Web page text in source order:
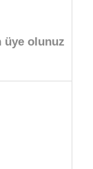
üye olunuz